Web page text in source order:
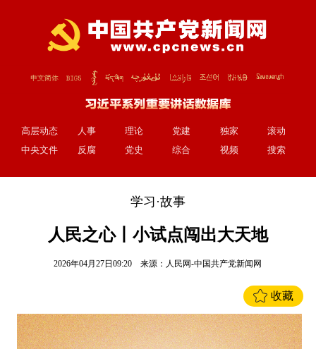
高层动态 人事 理论 党建 独家
滚动
中央文件
反腐 党史 综合 视频 搜索
学习·故事
人民之心丨小试点闯出大天地
2026年04月27日09:20 来源： 人民网-中国共产党新闻网
收藏